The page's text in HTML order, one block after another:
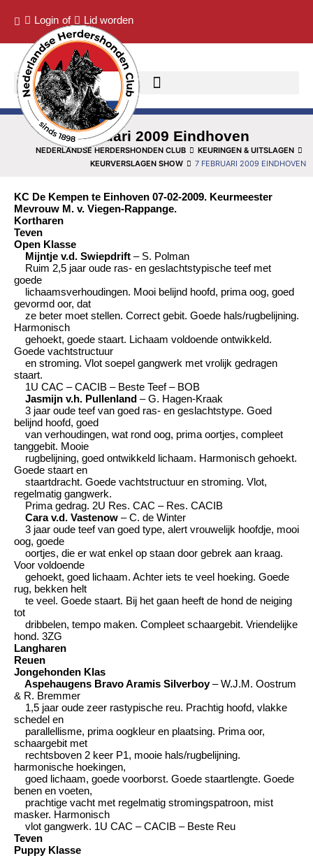
Login of Lid worden
7 februari 2009 Eindhoven
NEDERLANDSE HERDERSHONDEN CLUB
KEURINGEN & UITSLAGEN
KEURVERSLAGEN SHOW
7 FEBRUARI 2009 EINDHOVEN
KC De Kempen te Einhoven 07-02-2009. Keurmeester
Mevrouw M. v. Viegen-Rappange.
Kortharen
Teven
Open Klasse
Mijntje v.d. Swiepdrift – S. Polman
Ruim 2,5 jaar oude ras- en geslachtstypische teef met
goede
lichaamsverhoudingen. Mooi belijnd hoofd, prima oog, goed
gevormd oor, dat
ze beter moet stellen. Correct gebit. Goede hals/rugbelijning.
Harmonisch
gehoekt, goede staart. Lichaam voldoende ontwikkeld.
Goede vachtstructuur
en stroming. Vlot soepel gangwerk met vrolijk gedragen
staart.
1U CAC – CACIB – Beste Teef – BOB
Jasmijn v.h. Pullenland – G. Hagen-Kraak
3 jaar oude teef van goed ras- en geslachtstype. Goed
belijnd hoofd, goed
van verhoudingen, wat rond oog, prima oortjes, compleet
tanggebit. Mooie
rugbelijning, goed ontwikkeld lichaam. Harmonisch gehoekt.
Goede staart en
staartdracht. Goede vachtstructuur en stroming. Vlot,
regelmatig gangwerk.
Prima gedrag. 2U Res. CAC – Res. CACIB
Cara v.d. Vastenow – C. de Winter
3 jaar oude teef van goed type, alert vrouwelijk hoofdje, mooi
oog, goede
oortjes, die er wat enkel op staan door gebrek aan kraag.
Voor voldoende
gehoekt, goed lichaam. Achter iets te veel hoeking. Goede
rug, bekken helt
te veel. Goede staart. Bij het gaan heeft de hond de neiging
tot
dribbelen, tempo maken. Compleet schaargebit. Vriendelijke
hond. 3ZG
Langharen
Reuen
Jongehonden Klas
Aspehaugens Bravo Aramis Silverboy– W.J.M. Oostrum
& R. Bremmer
1,5 jaar oude zeer rastypische reu. Prachtig hoofd, vlakke
schedel en
parallellisme, prima oogkleur en plaatsing. Prima oor,
schaargebit met
rechtsboven 2 keer P1, mooie hals/rugbelijning.
harmonische hoekingen,
goed lichaam, goede voorborst. Goede staartlengte. Goede
benen en voeten,
prachtige vacht met regelmatig stromingspatroon, mist
masker. Harmonisch
vlot gangwerk. 1U CAC – CACIB – Beste Reu
Teven
Puppy Klasse